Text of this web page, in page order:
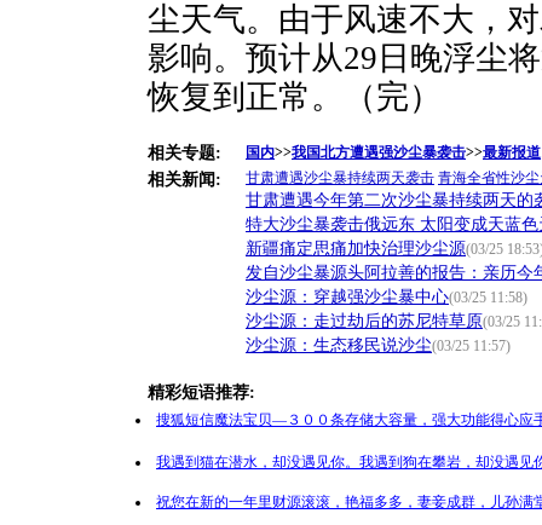
尘天气。由于风速不大，
影响。预计从29日晚浮尘
恢复到正常。（完）
相关专题: 国内>>我国北方遭遇强沙尘暴袭击>>最新报道
相关新闻: 甘肃遭遇沙尘暴持续两天袭击 青海全省性沙
甘肃遭遇今年第二次沙尘暴持续两天的
特大沙尘暴袭击俄远东 太阳变成天蓝
新疆痛定思痛加快治理沙尘源(03/25
发自沙尘暴源头阿拉善的报告：亲历今
沙尘源：穿越强沙尘暴中心(03/25 11:58)
沙尘源：走过劫后的苏尼特草原(03/25
沙尘源：生态移民说沙尘(03/25 11:57)
精彩短语推荐:
搜狐短信魔法宝贝—３００条存储大容量，强大功能得心应
我遇到猫在潜水，却没遇见你。我遇到狗在攀岩，却没遇
祝您在新的一年里财源滚滚，艳福多多，妻妾成群，儿孙